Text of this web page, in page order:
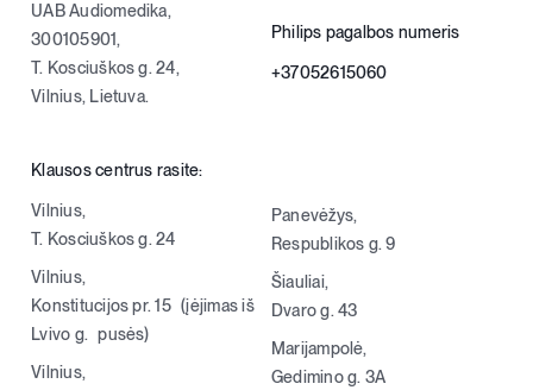
UAB Audiomedika,
300105901,
T. Kosciuškos g. 24,
Vilnius, Lietuva.
Philips pagalbos numeris
+37052615060
Klausos centrus rasite:
Vilnius,
T. Kosciuškos g. 24
Vilnius,
Konstitucijos pr. 15 (įėjimas iš
Lvivo g. pusės)
Vilnius,
Panevėžys,
Respublikos g. 9
Šiauliai,
Dvaro g. 43
Marijampolė,
Gedimino g. 3A